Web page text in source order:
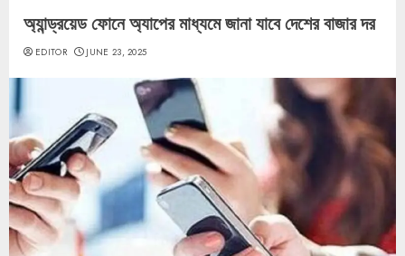
অ্যান্ড্রয়েড ফোনে অ্যাপের মাধ্যমে জানা যাবে দেশের বাজার দর
EDITOR JUNE 23, 2025